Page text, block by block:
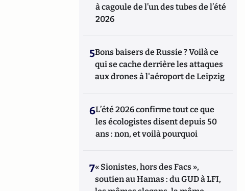
à cagoule de l’un des tubes de l’été
2026
5Bons baisers de Russie ? Voilà ce
qui se cache derrière les attaques
aux drones à l'aéroport de Leipzig
6L’été 2026 confirme tout ce que
les écologistes disent depuis 50
ans : non, et voilà pourquoi
7« Sionistes, hors des Facs »,
soutien au Hamas : du GUD à LFI,